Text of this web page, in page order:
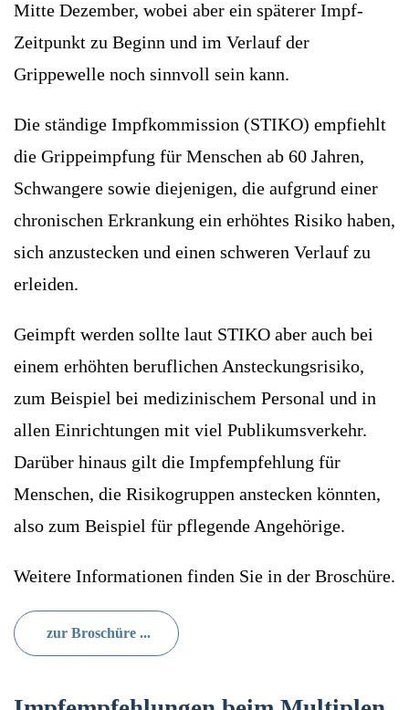
Mitte Dezember, wobei aber ein späterer Impf-
Zeitpunkt zu Beginn und im Verlauf der
Grippewelle noch sinnvoll sein kann.
Die ständige Impfkommission (STIKO) empfiehlt
die Grippeimpfung für Menschen ab 60 Jahren,
Schwangere sowie diejenigen, die aufgrund einer
chronischen Erkrankung ein erhöhtes Risiko haben,
sich anzustecken und einen schweren Verlauf zu
erleiden.
Geimpft werden sollte laut STIKO aber auch bei
einem erhöhten beruflichen Ansteckungsrisiko,
zum Beispiel bei medizinischem Personal und in
allen Einrichtungen mit viel Publikumsverkehr.
Darüber hinaus gilt die Impfempfehlung für
Menschen, die Risikogruppen anstecken könnten,
also zum Beispiel für pflegende Angehörige.
Weitere Informationen finden Sie in der Broschüre.
zur Broschüre ...